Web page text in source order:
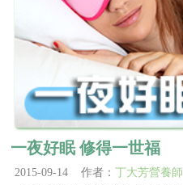
一夜好眠 修得一世福
2015-09-14 作者： 丁大芳營養師